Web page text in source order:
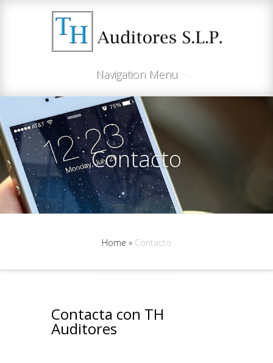
Navigation Menu
Contacto
Home » Contacto
Contacta con TH
Auditores